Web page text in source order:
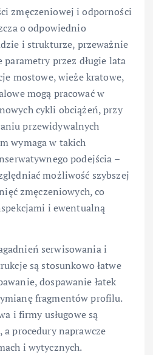
zmęczeniowej i odporności
o odpowiednio
i strukturze, przeważnie
przez długie lata
mostowe, wieże kratowe,
mogą pracować w
cykli obciążeń, przy
przewidywalnych
wymaga w takich
podejścia –
możliwość szybszej
zmęczeniowych, co
i ewentualną
serwisowania i
są stosunkowo łatwe
dospawanie łatek
fragmentów profilu.
i firmy usługowe są
procedury naprawcze
i wytycznych.